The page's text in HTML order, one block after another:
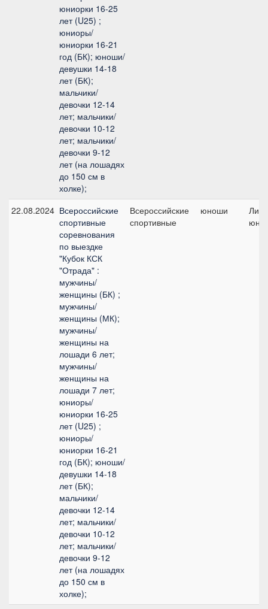
юниорки 16-25
лет (U25) ;
юниоры/
юниорки 16-21
год (БК); юноши/
девушки 14-18
лет (БК);
мальчики/
девочки 12-14
лет; мальчики/
девочки 10-12
лет; мальчики/
девочки 9-12
лет (на лошадях
до 150 см в
холке);
22.08.2024 Всероссийские
спортивные
соревнования
по выездке
"Кубок КСК
"Отрада" :
мужчины/
женщины (БК) ;
мужчины/
женщины (МК);
мужчины/
женщины на
лошади 6 лет;
мужчины/
женщины на
лошади 7 лет;
юниоры/
юниорки 16-25
лет (U25) ;
юниоры/
юниорки 16-21
год (БК); юноши/
девушки 14-18
лет (БК);
мальчики/
девочки 12-14
лет; мальчики/
девочки 10-12
лет; мальчики/
девочки 9-12
лет (на лошадях
до 150 см в
холке);
Всероссийские
спортивные
юноши